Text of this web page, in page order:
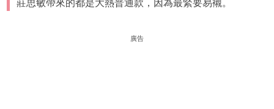
莊思敏帶來的都是大熱普通款，因為最緊要易襯。
廣告